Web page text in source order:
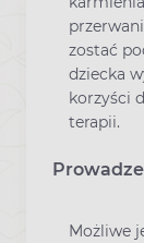
zostać
dziecka
korzyści
terapii.
Możliwe